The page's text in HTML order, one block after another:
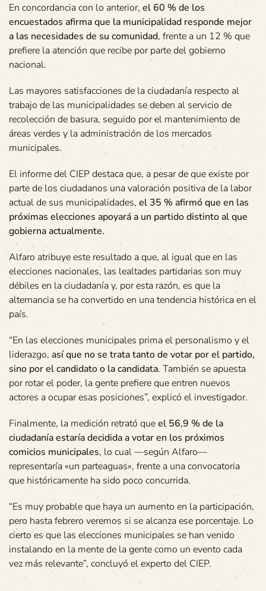
En concordancia con lo anterior, el 60 % de los
encuestados afirma que la municipalidad responde mejor
a las necesidades de su comunidad, frente a un 12 % que
prefiere la atención que recibe por parte del gobierno
nacional.
Las mayores satisfacciones de la ciudadanía respecto al
trabajo de las municipalidades se deben al servicio de
recolección de basura, seguido por el mantenimiento de
áreas verdes y la administración de los mercados
municipales.
El informe del CIEP destaca que, a pesar de que existe por
parte de los ciudadanos una valoración positiva de la labor
actual de sus municipalidades, el 35 % afirmó que en las
próximas elecciones apoyará a un partido distinto al que
gobierna actualmente.
Alfaro atribuye este resultado a que, al igual que en las
elecciones nacionales, las lealtades partidarias son muy
débiles en la ciudadanía y, por esta razón, es que la
alternancia se ha convertido en una tendencia histórica en el
país.
“En las elecciones municipales prima el personalismo y el
liderazgo, así que no se trata tanto de votar por el partido,
sino por el candidato o la candidata. También se apuesta
por rotar el poder, la gente prefiere que entren nuevos
actores a ocupar esas posiciones”, explicó el investigador.
Finalmente, la medición retrató queel 56,9 % de la
ciudadanía estaría decidida a votar en los próximos
comicios municipales, lo cual —según Alfaro—
representaría «un parteaguas», frente a una convocatoria
que históricamente ha sido poco concurrida.
“Es muy probable que haya un aumento en la participación,
pero hasta febrero veremos si se alcanza ese porcentaje. Lo
cierto es que las elecciones municipales se han venido
instalando en la mente de la gente como un evento cada
vez más relevante”, concluyó el experto del CIEP.